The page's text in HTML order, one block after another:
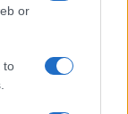
or
to